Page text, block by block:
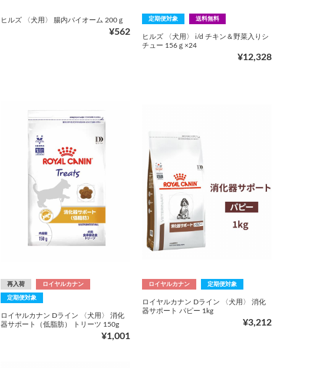
ヒルズ 〈犬用〉 腸内バイオーム 200ｇ
¥562
定期便対象 送料無料
ヒルズ 〈犬用〉 i/d チキン＆野菜入りシ
チュー 156ｇ×24
¥12,328
再入荷 ロイヤルカナン
定期便対象
ロイヤルカナン Dライン 〈犬用〉 消化
器サポート（低脂肪） トリーツ 150g
¥1,001
ロイヤルカナン 定期便対象
ロイヤルカナン Dライン 〈犬用〉 消化
器サポート パピー 1kg
¥3,212